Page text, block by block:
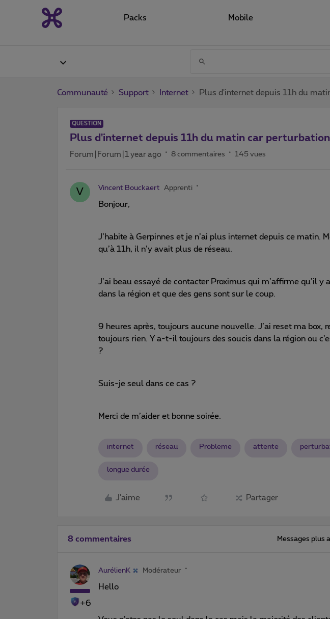
Packs Mobile
Communauté Support Internet Plus d'internet depuis 11h du
QUESTION
Plus d'internet depuis 11h du matin car perturbation
Forum|Forum|1 year ago 8 commentaires 145 vues
V Vincent Bouckaert Apprenti
Bonjour,
J’habite à Gerpinnes et je n’ai plus internet depuis ce matin.
qu’à 11h, il n’y avait plus de réseau.
J’ai beau essayé de contacter Proximus qui m’affirme qu’il y
dans la région et que des gens sont sur le coup.
9 heures après, toujours aucune nouvelle. J’ai reset ma box,
toujours rien. Y a-t-il toujours des soucis dans la région ou
?
Suis-je seul dans ce cas ?
Merci de m’aider et bonne soirée.
internet réseau Probleme attente
longue durée
J'aime Partager
8 commentaires Messages plus
+6
AurélienK Modérateur
Hello